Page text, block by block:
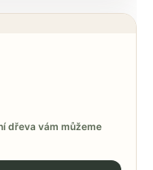
dřeva vám můžeme